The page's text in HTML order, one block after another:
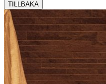
TILLBAKA